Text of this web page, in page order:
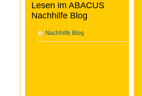
Lesen im ABACUS
Nachhilfe Blog
Nachhilfe Blog